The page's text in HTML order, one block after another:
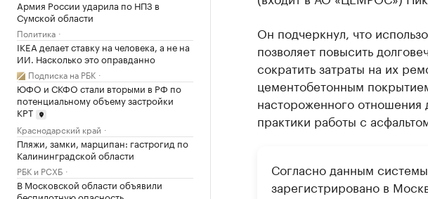
Армия России ударила по НПЗ в
Сумской области
Политика
IKEA делает ставку на человека, а не на
ИИ. Насколько это оправданно
Подписка на РБК
ЮФО и СКФО стали вторыми в РФ по
потенциальному объему застройки
КРТ
Краснодарский край
Пляжи, замки, марципан: гастрогид по
Калининградской области
РБК и РСХБ
В Московской области объявили
беспилотную опасность
Он подчеркнул, что
позволяет повысить
сократить затраты на их
цементобетонным
настороженного
практики работы с
Согласно данным
зарегистрировано в